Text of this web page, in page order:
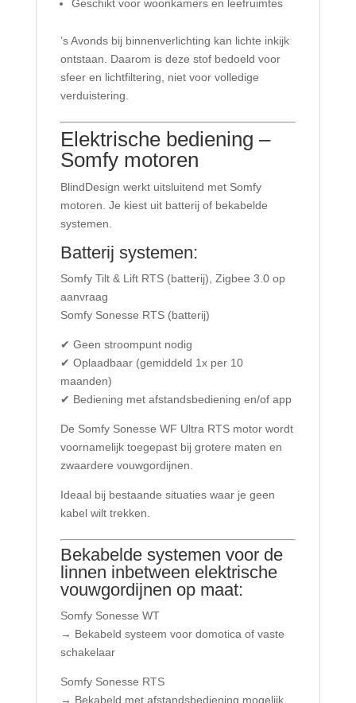
Geschikt voor woonkamers en leefruimtes
’s Avonds bij binnenverlichting kan lichte inkijk
ontstaan. Daarom is deze stof bedoeld voor
sfeer en lichtfiltering, niet voor volledige
verduistering.
Elektrische bediening –
Somfy motoren
BlindDesign werkt uitsluitend met Somfy
motoren. Je kiest uit batterij of bekabelde
systemen.
Batterij systemen:
Somfy Tilt & Lift RTS (batterij), Zigbee 3.0 op
aanvraag
Somfy Sonesse RTS (batterij)
✔ Geen stroompunt nodig
✔ Oplaadbaar (gemiddeld 1x per 10
maanden)
✔ Bediening met afstandsbediening en/of app
De Somfy Sonesse WF Ultra RTS motor wordt
voornamelijk toegepast bij grotere maten en
zwaardere vouwgordijnen.
Ideaal bij bestaande situaties waar je geen
kabel wilt trekken.
Bekabelde systemen voor de
linnen inbetween elektrische
vouwgordijnen op maat:
Somfy Sonesse WT
→ Bekabeld systeem voor domotica of vaste
schakelaar
Somfy Sonesse RTS
→ Bekabeld met afstandsbediening mogelijk,